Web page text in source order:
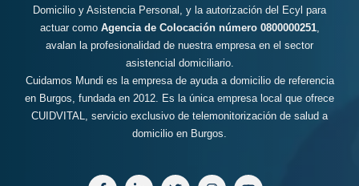
Domicilio y Asistencia Personal, y la autorización del Ecyl para
actuar como Agencia de Colocación número 0800000251,
avalan la profesionalidad de nuestra empresa en el sector
asistencial domiciliario.
Cuidamos Mundi es la empresa de ayuda a domicilio de referencia
en Burgos, fundada en 2012. Es la única empresa local que ofrece
CUIDVITAL, servicio exclusivo de telemonitorización de salud a
domicilio en Burgos.